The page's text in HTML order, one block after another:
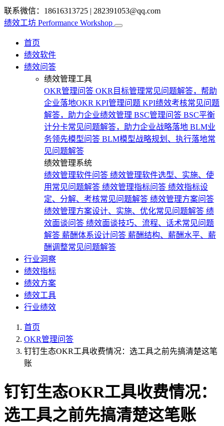
联系微信：18616313725 | 282391053@qq.com
绩效工坊 Performance Workshop
首页
绩效软件
绩效问答
绩效管理工具
OKR管理问答 OKR目标管理常见问题解答，帮助
企业落地OKR KPI管理问题 KPI绩效考核常见问题
解答，助力企业绩效管理 BSC管理问答 BSC平衡
计分卡常见问题解答，助力企业战略落地 BLM业
务领先模型问答 BLM模型战略规划、执行落地常
见问题解答
绩效管理系统
绩效管理软件问答 绩效管理软件选型、实施、使
用常见问题解答 绩效管理指标问答 绩效指标设
定、分解、考核常见问题解答 绩效管理方案问答
绩效管理方案设计、实施、优化常见问题解答 绩
效面谈问答 绩效面谈技巧、流程、话术常见问题
解答 薪酬体系设计问答 薪酬结构、薪酬水平、薪
酬调整常见问题解答
行业洞察
绩效指标
绩效方案
绩效工具
行业绩效
首页
OKR管理问答
钉钉生态OKR工具收费情况：选工具之前先搞清楚这笔
账
钉钉生态OKR工具收费情况：
选工具之前先搞清楚这笔账